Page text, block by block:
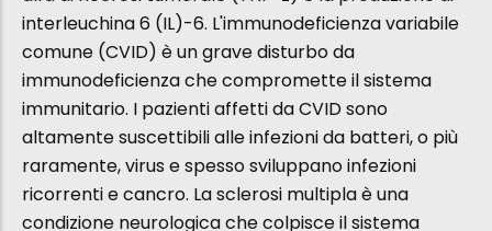
interleuchina 6 (IL)-6. L'immunodeficienza variabile
comune (CVID) è un grave disturbo da
immunodeficienza che compromette il sistema
immunitario. I pazienti affetti da CVID sono
altamente suscettibili alle infezioni da batteri, o più
raramente, virus e spesso sviluppano infezioni
ricorrenti e cancro. La sclerosi multipla è una
condizione neurologica che colpisce il sistema